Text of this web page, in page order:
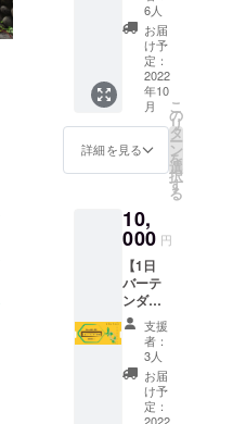
ますの
で、早
めのご
予約を
お願い
致しま
のご記
入をお
願い致
しま
す。 ＊
宿泊チ
ケット
を利用
される
にチ
ケット
旨とお
名前を
お伝え
下さ
い。 ＊
電話or
浮木
ホーム
ページ
チェッ
クイン
まで ・
人数：
最大3名
まで宿
泊が可
能 ＊予
約の際
で、備
考欄に
お名前
のご記
入をお
願い致
しま
す。 ＊
宿泊チ
ケット
を利用
される
スのあ
る2階の
和室」
に1泊で
きる宿
泊チ
ケット
を提供
致しま
す。 ・
予約受
2022年
10月16
日から
・有効
期限：
2023年
4月末日
チェッ
クイン
まで ・
人数：
最大4名
6人
お届
け予
定：
2022
年10
月
詳細を見る
こ
の
リ
タ
ー
ン
を
選
択
す
る
10,
000 円
【1日
バーテ
ンダー
体験と
宿泊】
浮木の
バーカ
ウン
ターに
支援
者：
3人
お届
け予
定：
2022